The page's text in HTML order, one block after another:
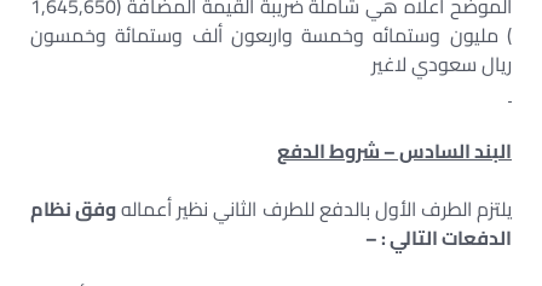
) مليون وستمائه وخمسة واربعون ألف وستمائة وخمسون
ريال سعودي لاغير
البند السادس – شروط الدفع
يلتزم الطرف الأول بالدفع للطرف الثاني نظير أعمالهوفق نظام
الدفعات التالي : –